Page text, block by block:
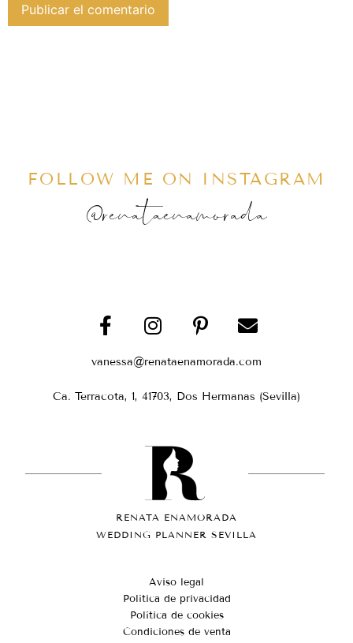
FOLLOW ME ON INSTAGRAM
@renataenamorada
vanessa@renataenamorada.com
Ca. Terracota, 1, 41703, Dos Hermanas (Sevilla)
RENATA ENAMORADA
WEDDING PLANNER SEVILLA
Aviso legal
Política de privacidad
Política de cookies
Condiciones de venta